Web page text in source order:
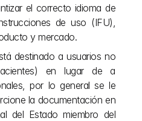
el correcto idioma de
de uso (IFU),
y mercado.
destinado a usuarios no
en lugar de a
por lo general se le
la documentación en
del Estado miembro del